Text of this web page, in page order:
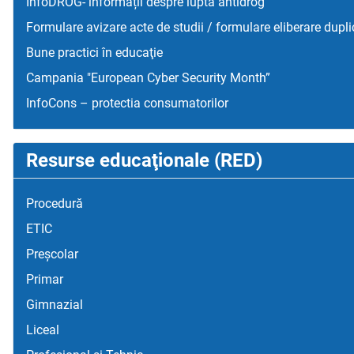
Formulare avizare acte de studii / formulare eliberare
Bune practici în educaţie
Campania "European Cyber Security Month”
InfoCons – protectia consumatorilor
Resurse educaţionale (RED)
Procedură
ETIC
Preșcolar
Primar
Gimnazial
Liceal